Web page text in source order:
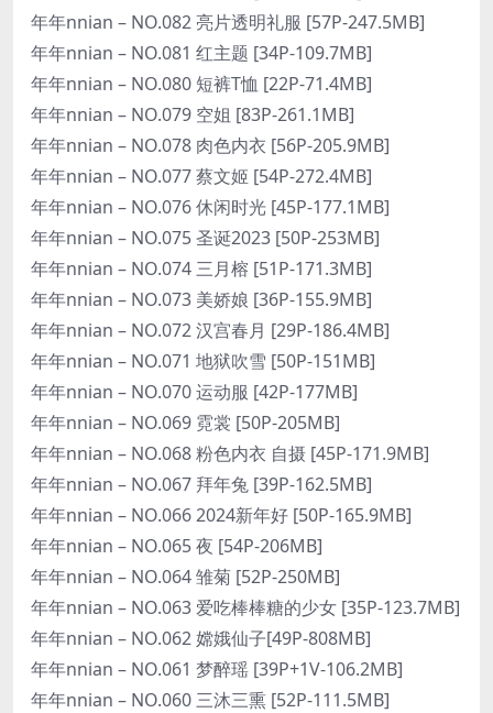
年年nnian – NO.082 亮片透明礼服 [57P-247.5MB]
年年nnian – NO.081 红主题 [34P-109.7MB]
年年nnian – NO.080 短裤T恤 [22P-71.4MB]
年年nnian – NO.079 空姐 [83P-261.1MB]
年年nnian – NO.078 肉色内衣 [56P-205.9MB]
年年nnian – NO.077 蔡文姬 [54P-272.4MB]
年年nnian – NO.076 休闲时光 [45P-177.1MB]
年年nnian – NO.075 圣诞2023 [50P-253MB]
年年nnian – NO.074 三月榕 [51P-171.3MB]
年年nnian – NO.073 美娇娘 [36P-155.9MB]
年年nnian – NO.072 汉宫春月 [29P-186.4MB]
年年nnian – NO.071 地狱吹雪 [50P-151MB]
年年nnian – NO.070 运动服 [42P-177MB]
年年nnian – NO.069 霓裳 [50P-205MB]
年年nnian – NO.068 粉色内衣 自摄 [45P-171.9MB]
年年nnian – NO.067 拜年兔 [39P-162.5MB]
年年nnian – NO.066 2024新年好 [50P-165.9MB]
年年nnian – NO.065 夜 [54P-206MB]
年年nnian – NO.064 雏菊 [52P-250MB]
年年nnian – NO.063 爱吃棒棒糖的少女 [35P-123.7MB]
年年nnian – NO.062 嫦娥仙子[49P-808MB]
年年nnian – NO.061 梦醉瑶 [39P+1V-106.2MB]
年年nnian – NO.060 三沐三熏 [52P-111.5MB]